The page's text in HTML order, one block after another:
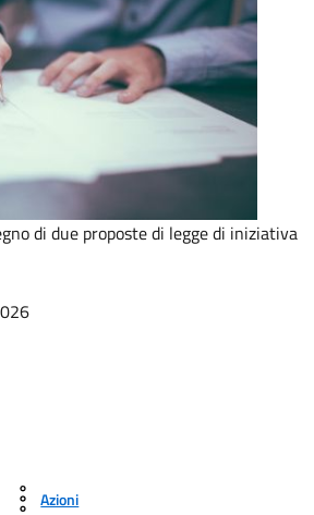
di due proposte di legge di iniziativa
Azioni